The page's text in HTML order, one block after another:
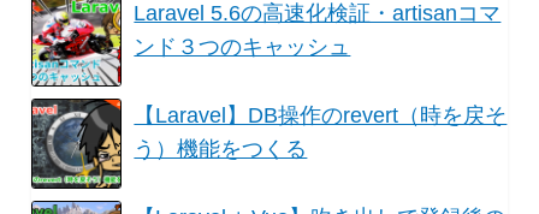
Laravel 5.6の高速化検証・artisanコマ
ンド３つのキャッシュ
【Laravel】DB操作のrevert（時を戻そ
う）機能をつくる